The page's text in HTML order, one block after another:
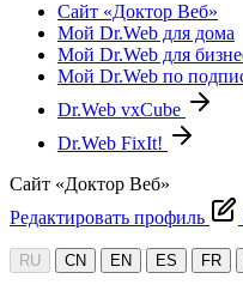
Сайт «Доктор Веб»
Мой Dr.Web для дома
Мой Dr.Web для
Мой Dr.Web по
Dr.Web vxCube
Dr.Web FixIt!
Сайт «Доктор Веб»
Редактировать профиль
RU CN EN ES FR